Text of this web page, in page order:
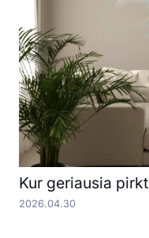
Kur geriausia
2026.04.30